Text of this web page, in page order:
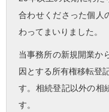
合わせくださった個人
わってまいりました。
当事務所の新規開業か
因とする所有権移転登
す。相続登記以外の相
す。